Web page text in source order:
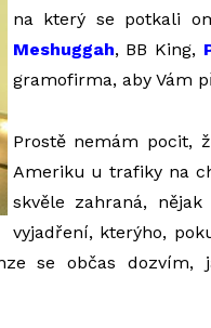
na který se potkali
Meshuggah, BB King,
gramofirma, aby Vám
Prostě nemám pocit,
Ameriku u trafiky na
skvěle zahraná,
vyjadření, kterýho,
se občas dozvím,